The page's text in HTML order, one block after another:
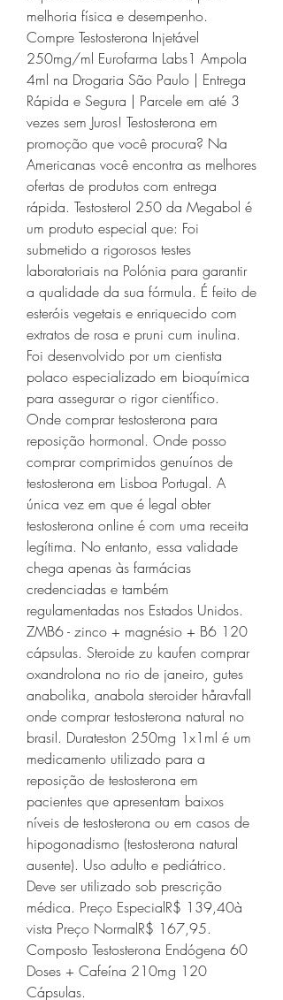
melhoria física e desempenho.
Compre Testosterona Injetável
250mg/ml Eurofarma Labs1 Ampola
4ml na Drogaria São Paulo | Entrega
Rápida e Segura | Parcele em até 3
vezes sem Juros! Testosterona em
promoção que você procura? Na
Americanas você encontra as melhores
ofertas de produtos com entrega
rápida. Testosterol 250 da Megabol é
um produto especial que: Foi
submetido a rigorosos testes
laboratoriais na Polónia para garantir
a qualidade da sua fórmula. É feito de
esteróis vegetais e enriquecido com
extratos de rosa e pruni cum inulina.
Foi desenvolvido por um cientista
polaco especializado em bioquímica
para assegurar o rigor científico.
Onde comprar testosterona para
reposição hormonal. Onde posso
comprar comprimidos genuínos de
testosterona em Lisboa Portugal. A
única vez em que é legal obter
testosterona online é com uma receita
legítima. No entanto, essa validade
chega apenas às farmácias
credenciadas e também
regulamentadas nos Estados Unidos.
ZMB6 - zinco + magnésio + B6 120
cápsulas. Steroide zu kaufen comprar
oxandrolona no rio de janeiro, gutes
anabolika, anabola steroider håravfall
onde comprar testosterona natural no
brasil. Durateston 250mg 1x1ml é um
medicamento utilizado para a
reposição de testosterona em
pacientes que apresentam baixos
níveis de testosterona ou em casos de
hipogonadismo (testosterona natural
ausente). Uso adulto e pediátrico.
Deve ser utilizado sob prescrição
médica. Preço EspecialR$ 139,40à
vista Preço NormalR$ 167,95.
Composto Testosterona Endógena 60
Doses + Cafeína 210mg 120
Cápsulas.